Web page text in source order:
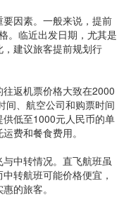
因素。一般来说，提前
。临近出发日期，尤其是
建议旅客提前规划行
返机票价格大致在2000
间、航空公司和购票时间
低至1000元人民币的单
费和餐食费用。
中转情况。直飞航班虽
转航班可能价格便宜，
的旅客。